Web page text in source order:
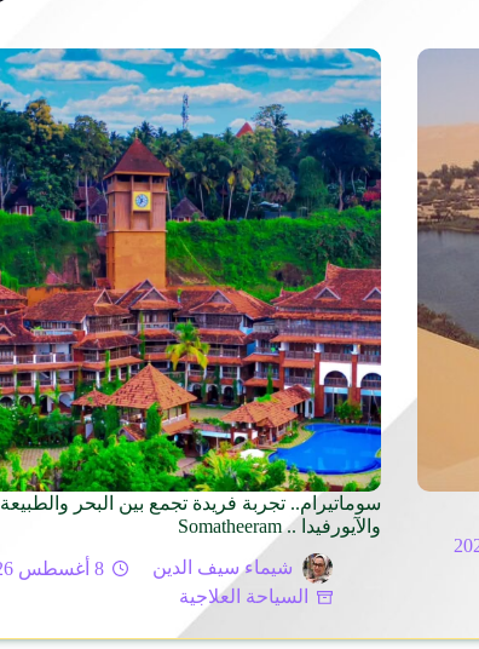
سوماتيرام.. تجربة فريدة تجمع بين البحر والطبيعة
والآيورفيدا .. Somatheeram
شيماء سيف الدين
8 أغسطس 2026
السياحة العلاجية